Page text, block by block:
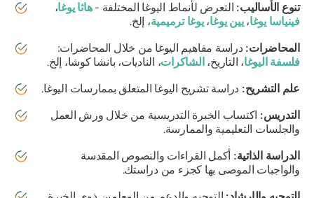
تنوع الأساليب:التعرض لأنماط اليوغا المختلفة - هاثا يوغا،
فينياسا يوغا،يين يوغا،يوغا ترميمية، إلخ.
المحاضرات:دراسة مفاهيم اليوغا من خلال المحاضرات:
فلسفة اليوغا، التاريخ،الشاكرات، الناديات، بانشا كوشا، إلخ.
علم التشريح:دراسة تشريح اليوغا المتعلق بممارسات اليوغا.
التدريس:اكتساب الخبرة التدريسية من خلال ورش العمل
والجلسات التعليمية والممارسة.
الدراسة الذاتية:أكمل القراءات والنصوص المقدسة
والواجبات الموصى بها كجزء من دراستك.